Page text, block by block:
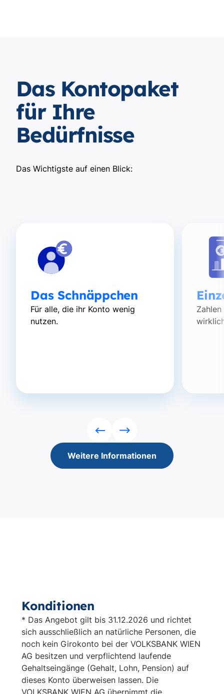
Das Kontopaket
für Ihre
Bedürfnisse
Das Wichtigste auf einen Blick:
Das Schnäppchen
Für alle, die ihr Konto wenig
nutzen.
RückwärtsVorwärts
Weitere Informationen
Konditionen
* Das Angebot gilt bis 31.12.2026 und richtet
sich ausschließlich an natürliche Personen, die
noch kein Girokonto bei der VOLKSBANK WIEN
AG besitzen und verpflichtend laufende
Gehaltseingänge (Gehalt, Lohn, Pension) auf
dieses Konto überweisen lassen. Die
VOLKSBANK WIEN AG übernimmt die